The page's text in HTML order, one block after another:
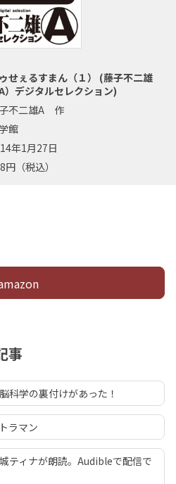
せぇるすまん（１） (藤子不二雄
A）デジタルセレクション)
不二雄A 作
館
年1月27日
円（税込）
事
科学の裏付けがあった！
ラマン
ティナが朗読。Audibleで配信で